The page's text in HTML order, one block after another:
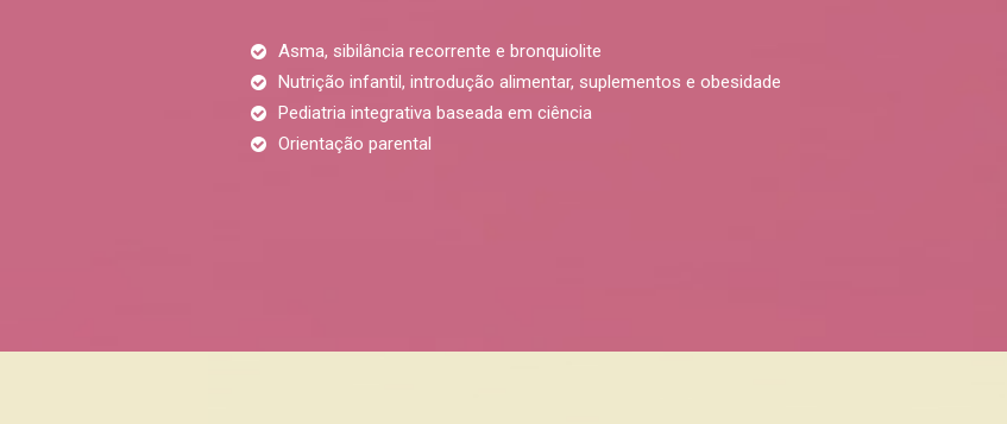
Asma, sibilância recorrente e bronquiolite
Nutrição infantil, introdução alimentar, suplementos e obesidade
Pediatria integrativa baseada em ciência
Orientação parental